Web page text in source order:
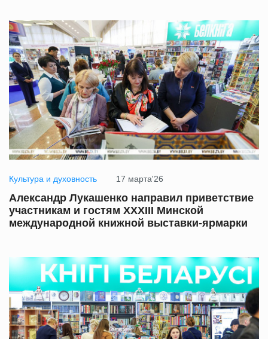
Культура и духовность 17 марта'26
Александр Лукашенко направил приветствие
участникам и гостям XXXIII Минской
международной книжной выставки-ярмарки